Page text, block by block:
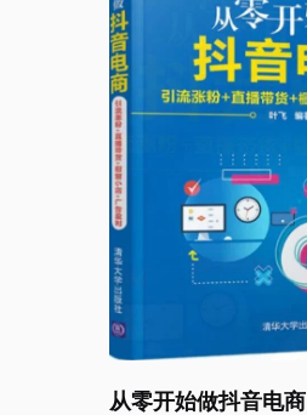
从零开始做抖音电商